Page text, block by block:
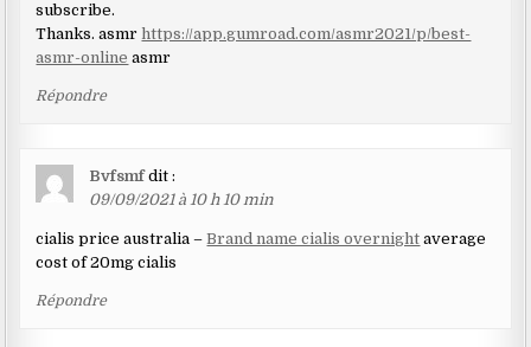
subscribe.
Thanks. asmr https://app.gumroad.com/asmr2021/p/best-
asmr-online asmr
Répondre
Bvfsmf dit :
09/09/2021 à 10 h 10 min
cialis price australia –Brand name cialis overnight average
cost of 20mg cialis
Répondre